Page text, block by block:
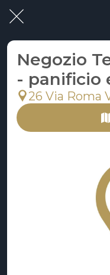
Negozio
- panificio
26 Via Roma